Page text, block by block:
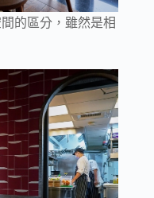
的區分，雖然是相